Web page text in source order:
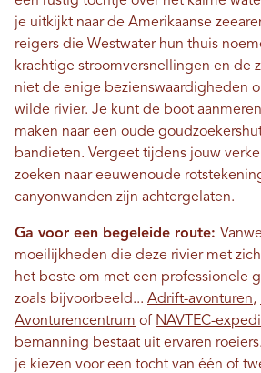
je uitkijkt naar de Amerikaanse
reigers die Westwater hun thuis
krachtige stroomversnellingen en de
niet de enige bezienswaardigheden
wilde rivier. Je kunt de boot
maken naar een oude
bandieten. Vergeet tijdens jouw
zoeken naar eeuwenoude
canyonwanden zijn achtergelaten.
Ga voor een begeleide route:
moeilijkheden die deze rivier met
het beste om met een professionele
zoals bijvoorbeeld... Adrift-avonturen,
Avonturencentrum of NAVTEC-
bemanning bestaat uit ervaren
je kiezen voor een tocht van één of